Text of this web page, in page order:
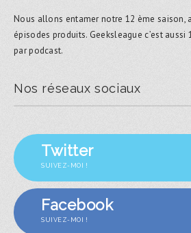
Nous allons entamer notre 12 ème saison,
épisodes produits. Geeksleague c’est
par podcast.
Nos réseaux sociaux
Twitter
SUIVEZ-MOI !
Facebook
SUIVEZ-MOI !